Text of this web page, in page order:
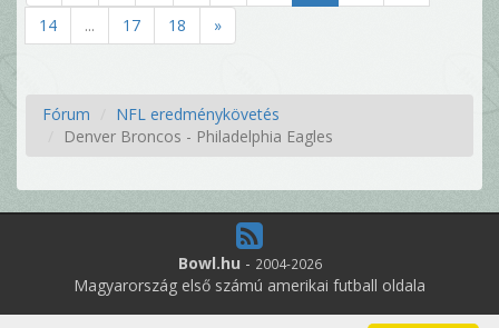
14
... 17 18 »
Fórum
NFL eredménykövetés
Denver Broncos - Philadelphia Eagles
Bowl.hu - 2004-2026
Magyarország első számú amerikai futball oldala